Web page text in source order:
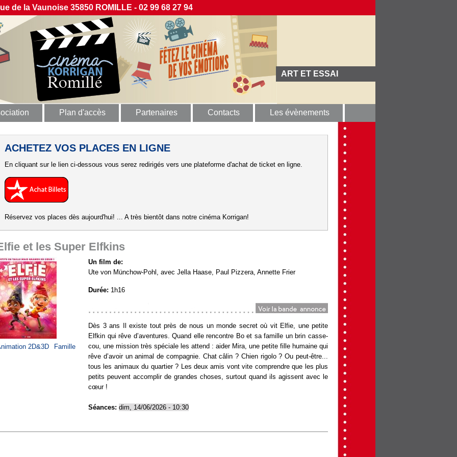
de la Vaunoise 35850 ROMILLE - 02 99 68 27 94
ART ET ESSAI
Plan d'accès Partenaires Contacts Les évènements
ACHETEZ VOS PLACES EN LIGNE
En cliquant sur le lien ci-dessous vous serez redirigés vers une plateforme d'achat de ticket en ligne.
Réservez vos places dès aujourd'hui! ... A très bientôt dans notre cinéma Korrigan!
et les Super Elfkins
Un film de:
Ute von Münchow-Pohl, avec Jella Haase, Paul Pizzera, Annette Frier
Durée: 1h16
https://www.allocine.fr/film/fichefilm_gen_cfilm=290015.html
Dès 3 ans Il existe tout près de nous un monde secret où vit Elfie, une petite
Elfkin qui rêve d’aventures. Quand elle rencontre Bo et sa famille un brin casse-
cou, une mission très spéciale les attend : aider Mira, une petite fille humaine qui
rêve d’avoir un animal de compagnie. Chat câlin ? Chien rigolo ? Ou peut-être...
tous les animaux du quartier ? Les deux amis vont vite comprendre que les plus
petits peuvent accomplir de grandes choses, surtout quand ils agissent avec le
cœur !
2D&3D Famille
Séances: dim, 14/06/2026 - 10:30